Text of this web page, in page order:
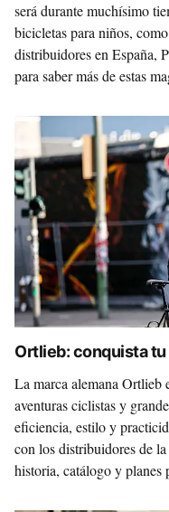
será durante muchísimo
bicicletas para niños,
distribuidores en España,
para saber más de estas
Ortlieb: conquista
La marca alemana Ortlieb
aventuras ciclistas y
eficiencia, estilo y
con los distribuidores de la
historia, catálogo y planes